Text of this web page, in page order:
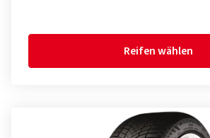
Reifen wählen